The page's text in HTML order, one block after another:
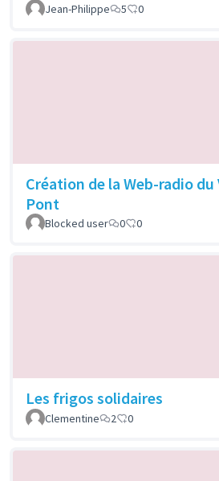
Jean-Philippe 5 0
Création de la Web-radio du
Pont
Blocked user 0 0
Les frigos solidaires
Clementine
2 0